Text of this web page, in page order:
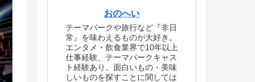
おのへい
テーマパークや旅行など『非日
常』を味わえるものが大好き。
エンタメ・飲食業界で10年以上
仕事経験、テーマパークキャス
ト経験あり。面白いもの・美味
しいものを探すことに関しては